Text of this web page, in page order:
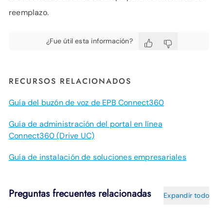
reemplazo.
¿Fue útil esta información?
RECURSOS RELACIONADOS
Guía del buzón de voz de EPB Connect360
Guía de administración del portal en línea
Connect360 (Drive UC)
Guía de instalación de soluciones empresariales
Preguntas frecuentes relacionadas Expandir todo